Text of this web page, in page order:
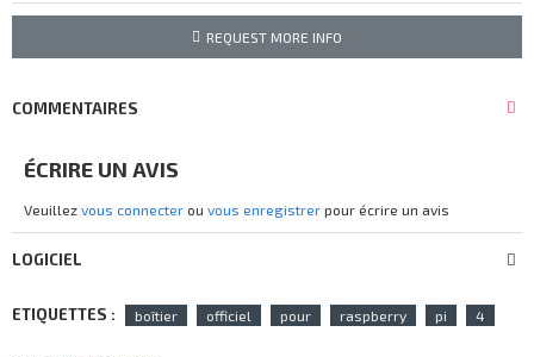
REQUEST MORE INFO
COMMENTAIRES
ÉCRIRE UN AVIS
Veuillez vous connecter ou vous enregistrer pour écrire un avis
LOGICIEL
ETIQUETTES : boîtier officiel pour raspberry pi 4